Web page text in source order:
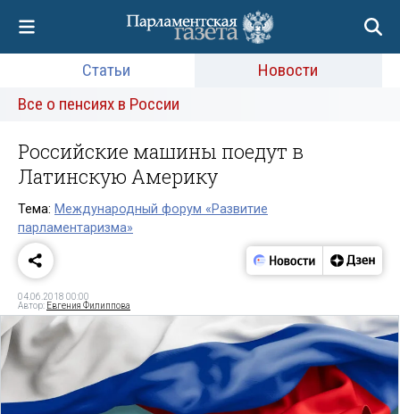
Статьи
Новости
Все о пенсиях в России
Российские машины поедут в
Латинскую Америку
Тема: Международный форум «Развитие
парламентаризма»
04.06.2018 00:00
Автор: Евгения Филиппова